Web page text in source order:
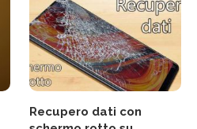
Recupero dati con